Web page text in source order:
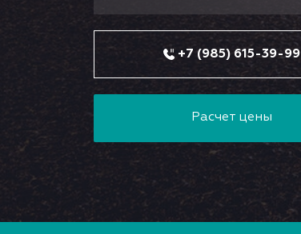
+7 (985) 615-39-99
Расчет цены